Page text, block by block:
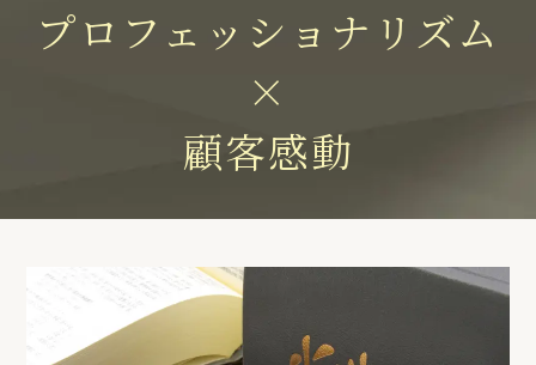
プロフェッショナリズム
×
顧客感動